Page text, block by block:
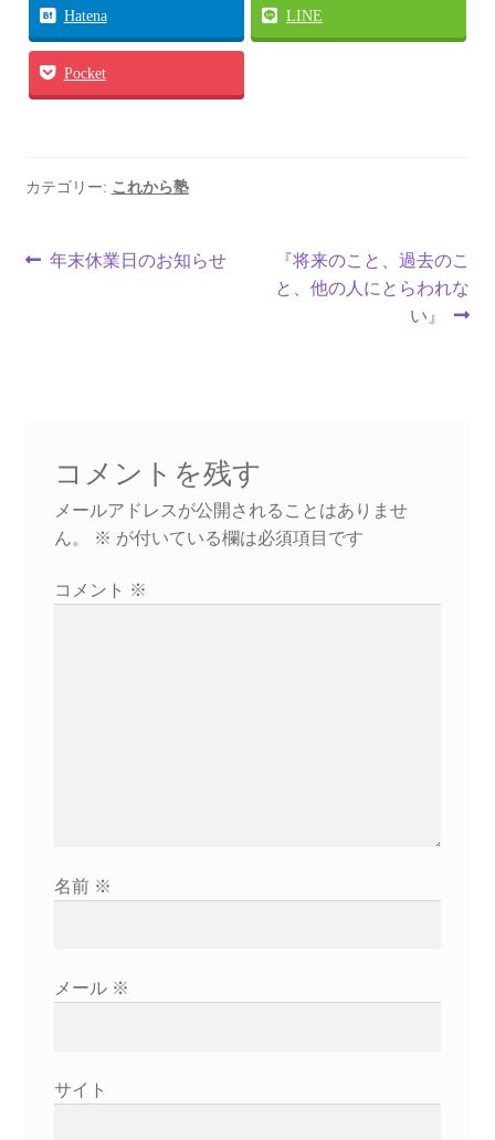
Hatena LINE
Pocket
カテゴリー: これから塾
投
ー
シ
ン
前
年末休業日のお知らせ
次
の
『将来のこと、過去のこ
と、他の人にとらわれな
い』
コメントを残す
メールアドレスが公開されることはありませ
ん。
※ が付いている欄は必須項目です
コメント ※
名前 ※
メール ※
サイト